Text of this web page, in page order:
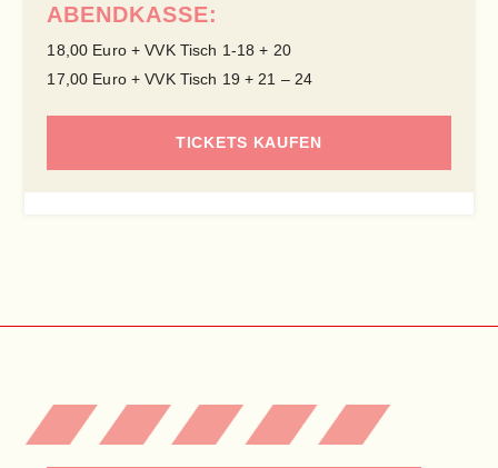
ABENDKASSE:
18,00 Euro + VVK Tisch 1-18 + 20
17,00 Euro + VVK Tisch 19 + 21 – 24
TICKETS KAUFEN